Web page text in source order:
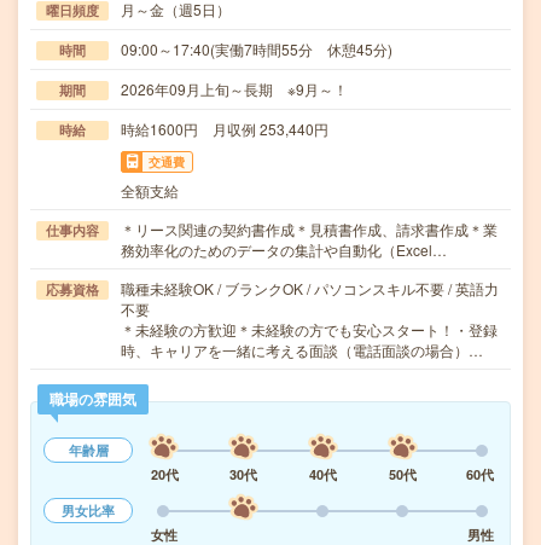
曜日頻度 月～金（週5日）
時間 09:00～17:40(実働7時間55分 休憩45分)
期間 2026年09月上旬～長期 ※9月～！
時給 時給1600円 月収例 253,440円
交通費
全額支給
仕事内容
＊リース関連の契約書作成＊見積書作成、請求書作成＊業
務効率化のためのデータの集計や自動化（Excel…
応募資格
職種未経験OK / ブランクOK / パソコンスキル不要 / 英語力
不要
＊未経験の方歓迎＊未経験の方でも安心スタート！・登録
時、キャリアを一緒に考える面談（電話面談の場合）…
職場の雰囲気
年齢層
20代
30代 40代 50代
60代
男女比率
女性
男性